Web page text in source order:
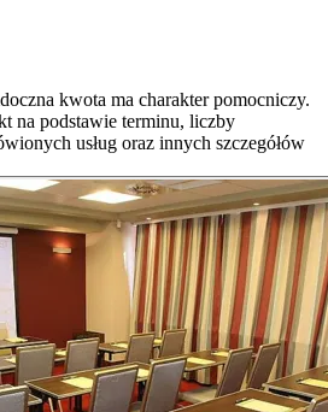
kwota ma charakter pomocniczy.
na podstawie terminu, liczby
usług oraz innych szczegółów